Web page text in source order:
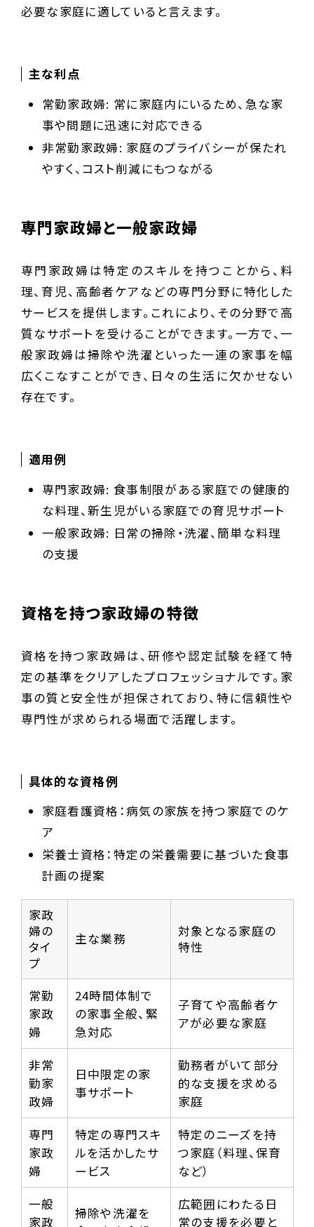
必要な家庭に適していると言えます。
主な利点
常勤家政婦: 常に家庭内にいるため、急な家
事や問題に迅速に対応できる
非常勤家政婦: 家庭のプライバシーが保たれ
やすく、コスト削減にもつながる
専門家政婦と一般家政婦
専門家政婦は特定のスキルを持つことから、料
理、育児、高齢者ケアなどの専門分野に特化した
サービスを提供します。これにより、その分野で高
質なサポートを受けることができます。一方で、一
般家政婦は掃除や洗濯といった一連の家事を幅
広くこなすことができ、日々の生活に欠かせない
存在です。
適用例
専門家政婦: 食事制限がある家庭での健康的
な料理、新生児がいる家庭での育児サポート
一般家政婦: 日常の掃除・洗濯、簡単な料理
の支援
資格を持つ家政婦の特徴
資格を持つ家政婦は、研修や認定試験を経て特
定の基準をクリアしたプロフェッショナルです。家
事の質と安全性が担保されており、特に信頼性や
専門性が求められる場面で活躍します。
具体的な資格例
家庭看護資格：病気の家族を持つ家庭でのケ
ア
栄養士資格：特定の栄養需要に基づいた食事
計画の提案
家政
婦の
タイ
プ
主な業務
対象となる家庭の
特性
常勤
家政
婦
24時間体制で
の家事全般、緊
急対応
子育てや高齢者ケ
アが必要な家庭
非常
勤家
政婦
日中限定の家
事サポート
勤務者がいて部分
的な支援を求める
家庭
専門
家政
婦
特定の専門スキ
ルを活かしたサ
ービス
特定のニーズを持
つ家庭（料理、保育
など）
一般
家政
掃除や洗濯を
広範囲にわたる日
常の支援を必要と